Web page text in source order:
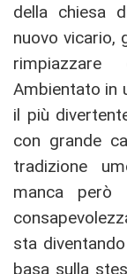
della chiesa
nuovo vicario,
Ambientato in
il più
con grande
tradizione
manca però
sta
basa sulla